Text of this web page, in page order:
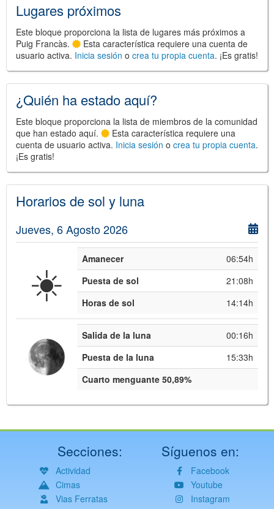
©Leaflet
JS library for interactive maps
©
OpenStreetMap
OpenTopoMap
and its contributors (CC BY-SH 4.0)
©Institut Cartogràfic i Geològic de
Catalunya (CC BY-SH 4.0)
Lugares próximos
Este bloque proporciona la lista de lugares más próximos a
Puig Francàs.
Esta característica requiere una cuenta de
usuario activa. Inicia sesión o crea tu propia cuenta. ¡Es gratis!
¿Quién ha estado aquí?
Este bloque proporciona la lista de miembros de la comunidad
que han estado aquí.
Esta característica requiere una
cuenta de usuario activa. Inicia sesión o crea tu propia cuenta.
¡Es gratis!
Horarios de sol y luna
Jueves, 6 Agosto 2026
☀️ Amanecer
06:54h
Puesta de sol
21:08h
Horas de sol
14:14h
Salida de la luna
00:16h
Puesta de la luna
15:33h
Cuarto menguante 50,89%
Secciones:
Actividad
Cimas
Vias Ferratas
Síguenos en:
Facebook
Youtube
Instagram